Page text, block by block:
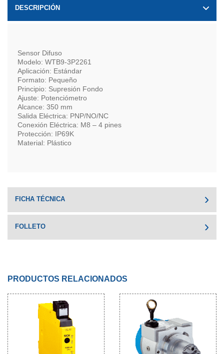
DESCRIPCIÓN
Sensor Difuso
Modelo: WTB9-3P2261
Aplicación: Estándar
Formato: Pequeño
Principio: Supresión Fondo
Ajuste: Potenciómetro
Alcance: 350 mm
Salida Eléctrica: PNP/NO/NC
Conexión Eléctrica: M8 – 4 pines
Protección: IP69K
Material: Plástico
FICHA TÉCNICA
FOLLETO
PRODUCTOS RELACIONADOS